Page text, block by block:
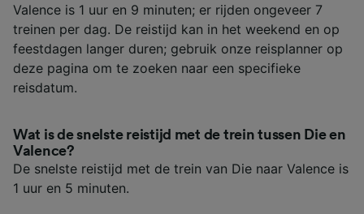
Valence is 1 uur en 9 minuten; er rijden ongeveer 7
treinen per dag. De reistijd kan in het weekend en op
feestdagen langer duren; gebruik onze reisplanner op
deze pagina om te zoeken naar een specifieke
reisdatum.
Wat is de snelste reistijd met de trein tussen Die en
Valence?
De snelste reistijd met de trein van Die naar Valence is
1 uur en 5 minuten.